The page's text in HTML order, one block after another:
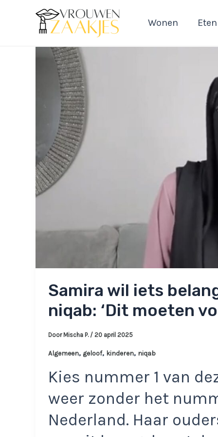
Wonen Eten
Samira wil iets
niqab: ‘Dit moeten
Door Mischa P. / 20 april 2025
Algemeen, geloof, kinderen, niqab
Kies nummer 1 van
weer zonder het
Nederland. Haar